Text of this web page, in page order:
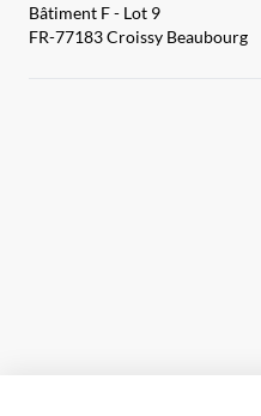
Bâtiment F - Lot 9
FR-77183 Croissy Beaubourg